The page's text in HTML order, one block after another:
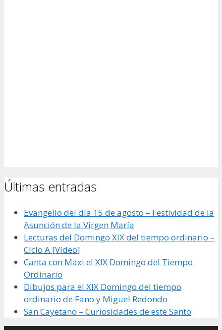
Últimas entradas
Evangelio del día 15 de agosto – Festividad de la
Asunción de la Virgen María
Lecturas del Domingo XIX del tiempo ordinario –
Ciclo A [Vídeo]
Canta con Maxi el XIX Domingo del Tiempo
Ordinario
Dibujos para el XIX Domingo del tiempo
ordinario de Fano y Miguel Redondo
San Cayetano – Curiosidades de este Santo